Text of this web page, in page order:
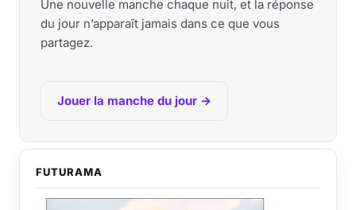
Une nouvelle manche chaque nuit, et la réponse
du jour n’apparaît jamais dans ce que vous
partagez.
Jouer la manche du jour →
FUTURAMA